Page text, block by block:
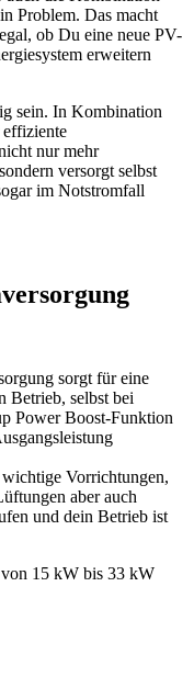
Problem. Das macht
ob Du eine neue PV-
erweitern
sein. In Kombination
effiziente
nur mehr
versorgt selbst
im Notstromfall
sorgt für eine
Betrieb, selbst bei
Power Boost-Funktion
wichtige Vorrichtungen,
aber auch
und dein Betrieb ist
von 15 kW bis 33 kW